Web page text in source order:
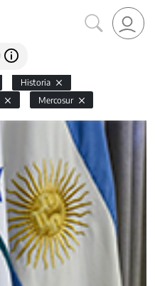
Historia
Mercosur